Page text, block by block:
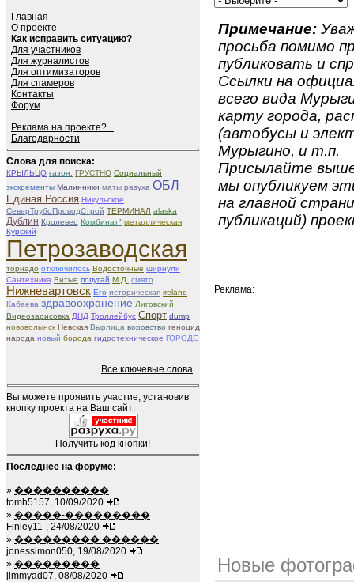
Главная
О проекте
Как исправить ситуацию?
Для участников
Для журналистов
Для оптимизаторов
Для спамеров
Контакты
Форум
Реклама на проекте?...
Благодарности
Слова для поиска:
КРЫЛЬЦО газон. ГРУСТНО Социальный
экскременты Малинники маты разуха ОБЛ
Единая Россия Никульское
СеверТрубоПроводСтрой ТЕРМИНАЛ alaska
Дублин Кролевец Комбинат" металлическая
Курский
Петрозаводская
торнадо отключилось Водосточные ширнули
Сантехника Битые попугай М.Д. смято
Нижневартовск Его историческая ireland
Кабаева здравоохранение Лиговский
Видеозарисовка ДНД Троллейбус Спорт dump
нововолынск Невская Вырлица воровство геноцид
народа новый борода гидротехническое ГОРОДЕ
Все ключевые слова
Вы можете проявить участие, установив
кнопку проекта на Ваш сайт:
Получить код кнопки!
Последнее на форуме:
» ����������
tomh5157, 10/09/2020
» �����-���������
Finley11-, 24/08/2020
» ��������� ������
jonessimon050, 19/08/2020
» ���������
jimmyad07, 08/08/2020
Примечание:
просьба помимо
публиковать и
Ссылки на
всего вида
карту города,
(автобусы и
Мурыгино, и т.п.
Присылайте
мы опубликуем
на главной
публикаций)
Реклама:
Новые